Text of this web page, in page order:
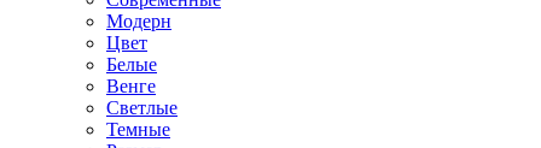
Модерн
Цвет
Белые
Венге
Светлые
Темные